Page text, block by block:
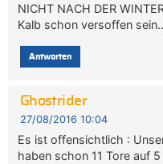
NICHT NACH DER
Kalb schon versoffen
Antworten
Ghostrider
27/08/2016 10:04
Es ist offensichtlich :
haben schon 11 Tore auf